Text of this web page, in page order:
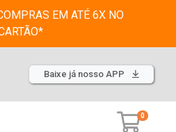
EM ATÉ 6X NO
Baixe já nosso APP
0